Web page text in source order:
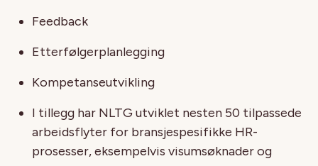
Feedback
Etterfølgerplanlegging
Kompetanseutvikling
I tillegg har NLTG utviklet nesten 50 tilpassede
arbeidsflyter for bransjespesifikke HR-
prosesser, eksempelvis visumsøknader og